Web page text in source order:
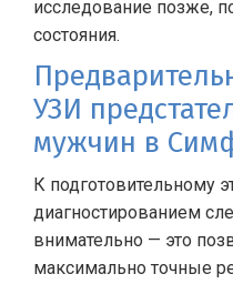
исследование позже,
состояния.
УЗИ
мужчин в
К подготовительному
диагностированием
внимательно — это
максимально точные